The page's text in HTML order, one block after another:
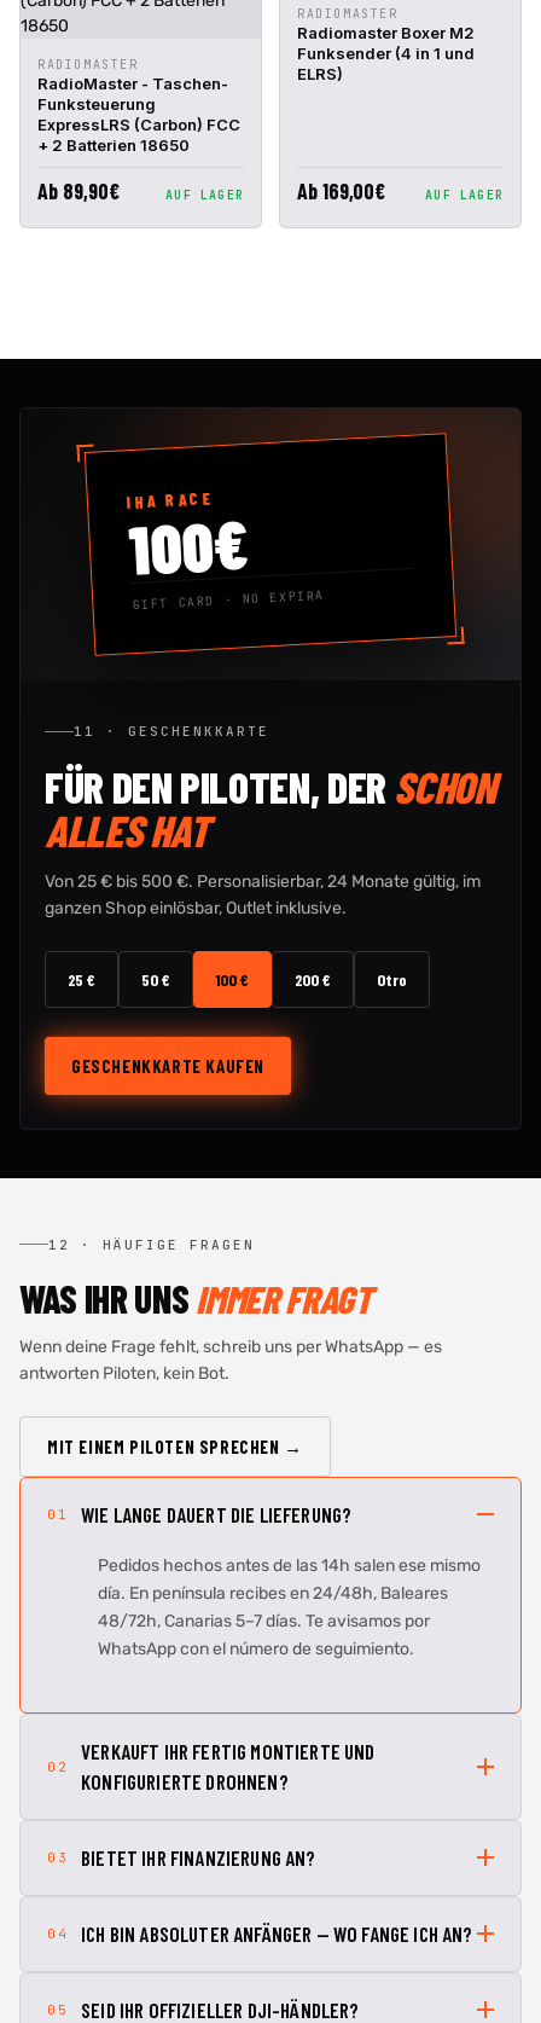
SCHNELLANSICHT
WARENKORB
RADIOMASTER
RadioMaster - Taschen-
Funksteuerung
ExpressLRS (Carbon) FCC
+ 2 Batterien 18650
Ab 89,90€ AUF LAGER
SCHNELLANSICHT
WARENKORB
RADIOMASTER
Radiomaster Boxer M2
Funksender (4 in 1 und
ELRS)
Ab 169,00€ AUF LAGER
IHA RACE
100€
GIFT CARD · NO EXPIRA
11 · GESCHENKKARTE
FÜR DEN PILOTEN, DER SCHON
ALLES HAT
Von 25 € bis 500 €. Personalisierbar, 24 Monate gültig, im
ganzen Shop einlösbar, Outlet inklusive.
25 € 50 € 100 € 200 € Otro
GESCHENKKARTE KAUFEN
12 · HÄUFIGE FRAGEN
WAS IHR UNSIMMER FRAGT
Wenn deine Frage fehlt, schreib uns per WhatsApp — es
antworten Piloten, kein Bot.
MIT EINEM PILOTEN SPRECHEN →
01 WIE LANGE DAUERT DIE LIEFERUNG?
Pedidos hechos antes de las 14h salen ese mismo
día. En península recibes en 24/48h, Baleares
48/72h, Canarias 5–7 días. Te avisamos por
WhatsApp con el número de seguimiento.
02
VERKAUFT IHR FERTIG MONTIERTE UND
KONFIGURIERTE DROHNEN?
03 BIETET IHR FINANZIERUNG AN?
04 ICH BIN ABSOLUTER ANFÄNGER — WO FANGE ICH AN?
05 SEID IHR OFFIZIELLER DJI-HÄNDLER?